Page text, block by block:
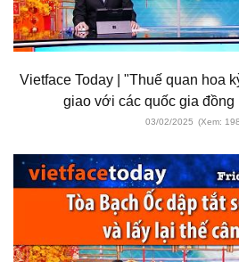
Vietface Today | "Thuế quan hoa
giao với các quốc gia đồng
03/02/2025 (Xem: